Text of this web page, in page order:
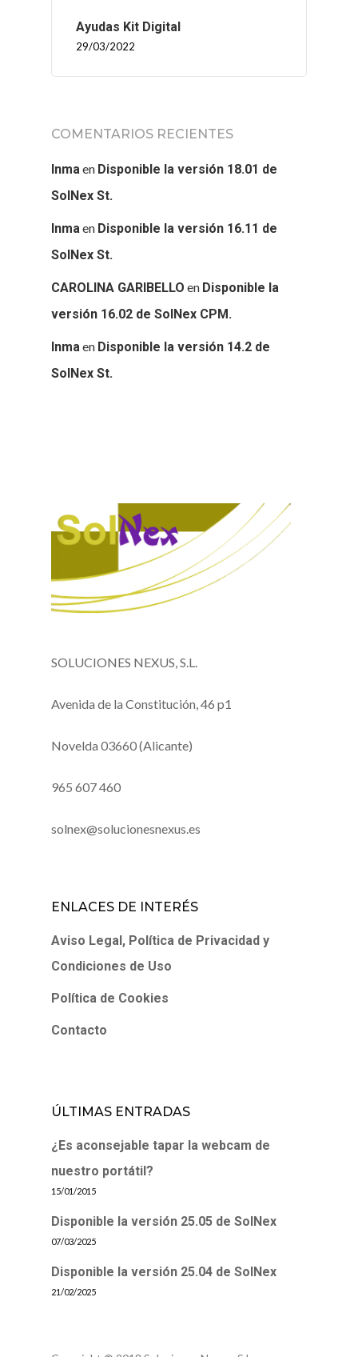
Ayudas Kit Digital
29/03/2022
COMENTARIOS RECIENTES
Inmaen Disponible la versión 18.01 de
SolNex St.
Inmaen Disponible la versión 16.11 de
SolNex St.
CAROLINA GARIBELLO en Disponible la
versión 16.02 de SolNex CPM.
Inmaen Disponible la versión 14.2 de
SolNex St.
SOLUCIONES NEXUS, S.L.
Avenida de la Constitución, 46 p1
Novelda 03660 (Alicante)
965 607 460
solnex@solucionesnexus.es
ENLACES DE INTERÉS
Aviso Legal, Política de Privacidad y
Condiciones de Uso
Política de Cookies
Contacto
ÚLTIMAS ENTRADAS
¿Es aconsejable tapar la webcam de
nuestro portátil?
15/01/2015
Disponible la versión 25.05 de SolNex
07/03/2025
Disponible la versión 25.04 de SolNex
21/02/2025